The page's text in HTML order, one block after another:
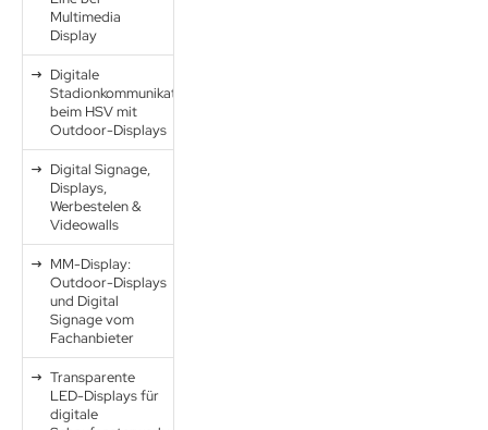
Multimedia
Display
Digitale
Stadionkommunikation
beim HSV mit
Outdoor-Displays
Digital Signage,
Displays,
Werbestelen &
Videowalls
MM-Display:
Outdoor-Displays
und Digital
Signage vom
Fachanbieter
Transparente
LED-Displays für
digitale